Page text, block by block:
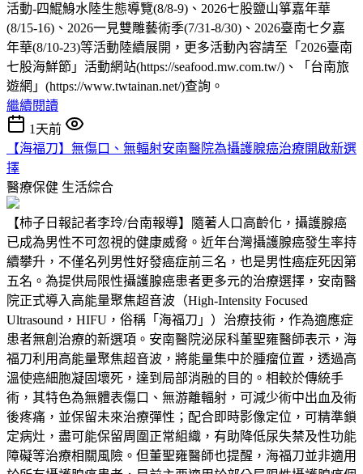
活動-四鯤鯓水陸生態導覽(8/8-9)、2026七股鹽山箏嘉年華
(8/15-16)、2026一見雙雕藝術季(7/31-8/30)、2026臺南七夕嘉
年華(8/10-23)等活動陸續展開，更多活動內容請至「2026臺南
七股海鮮節」活動網站(https://seafood.mw.com.tw/)、「台南旅
遊網」(https://www.twtainan.net/)查詢。
繼續閱讀
1天前
【海福刀】無傷口、無輻射安南醫院為攝護腺癌治療開啟新選
擇
醫療保健 生活綜合
【柿子日報記者李玲/台南報導】隨著人口高齡化，攝護腺癌
已成為男性不可忽視的健康威脅。近年台灣攝護腺癌發生率持
續攀升，不僅名列男性好發癌症前三名，也是男性癌症死因第
五名。為提供局限性攝護腺癌患者更多元的治療選擇，安南醫
院正式導入高能量聚焦超音波（High-Intensity Focused
Ultrasound，HIFU，俗稱「海福刀」）治療技術，作為適應症
患者無創治療的新選項。安南醫院泌尿科董聖雍醫師表示，海
福刀利用高能量聚焦超音波，將能量集中於腫瘤位置，透過高
溫使癌細胞凝固壞死，達到局部消融的目的。相較於傳統手
術，其特色為無體表傷口、無游離輻射，可減少術中出血及術
後疼痛，並保留未來治療彈性；配合即時影像定位，可精準鎖
定病灶，盡可能保留周圍正常組織，有助降低尿失禁及性功能
障礙等治療相關風險。但董聖雍醫師也提醒，海福刀並非適用